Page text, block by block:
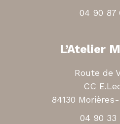
04 90 87
L’Atelier
Route de
CC
84130
04 90 33